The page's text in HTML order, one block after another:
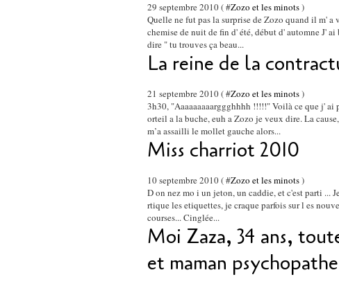
29 septembre 2010 ( #Zozo et les minots)
Quelle ne fut pas la surprise de Zozo quand il m'
chemise de nuit de fin d' été, début d' automne J'
dire " tu trouves ça beau...
La reine de la
21 septembre 2010 ( #Zozo et les minots)
3h30, "Aaaaaaaaarggghhhh !!!!!" Voilà ce que j' ai
orteil a la buche, euh a Zozo je veux dire. La
m’a assailli le mollet gauche alors...
Miss charriot 2010
10 septembre 2010 ( #Zozo et les minots)
D on nez mo i un jeton, un caddie, et c'est parti ...
rtique les etiquettes, je craque parfois sur l es
courses... Cinglée...
Moi Zaza, 34 ans,
et maman psychopathe